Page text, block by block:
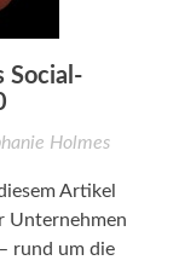
Social-
Holmes
Artikel
Unternehmen
rund um die